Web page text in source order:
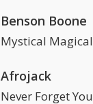
Benson Boone
Mystical Magical
Afrojack
Never Forget You